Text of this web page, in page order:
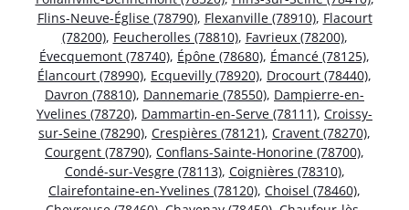
Flins-Neuve-Église (78790), Flexanville (78910), Flacourt
(78200), Feucherolles (78810), Favrieux (78200),
Évecquemont (78740), Épône (78680), Émancé (78125),
Élancourt (78990), Ecquevilly (78920), Drocourt (78440),
Davron (78810), Dannemarie (78550), Dampierre-en-
Yvelines (78720), Dammartin-en-Serve (78111), Croissy-
sur-Seine (78290), Crespières (78121), Cravent (78270),
Courgent (78790), Conflans-Sainte-Honorine (78700),
Condé-sur-Vesgre (78113), Coignières (78310),
Clairefontaine-en-Yvelines (78120), Choisel (78460),